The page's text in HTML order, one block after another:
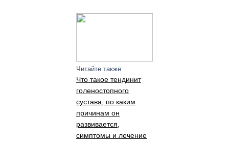
Читайте также:
Что такое тендинит
голеностопного
сустава, по каким
причинам он
развивается,
симптомы и лечение